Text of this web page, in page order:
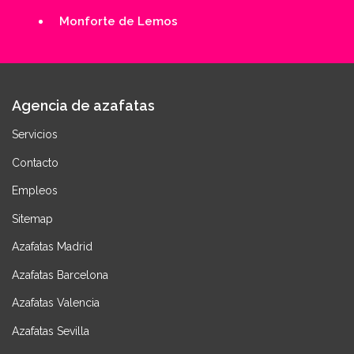
Monforte de Lemos
Agencia de azafatas
Servicios
Contacto
Empleos
Sitemap
Azafatas Madrid
Azafatas Barcelona
Azafatas Valencia
Azafatas Sevilla